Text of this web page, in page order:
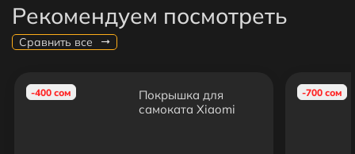
Рекомендуем посмотреть
Сравнить все
-400 сом
Покрышка для
самоката Xiaomi
-700 сом